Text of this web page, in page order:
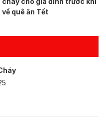
về quê ăn Tết